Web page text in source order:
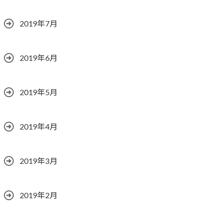
2019年7月
2019年6月
2019年5月
2019年4月
2019年3月
2019年2月